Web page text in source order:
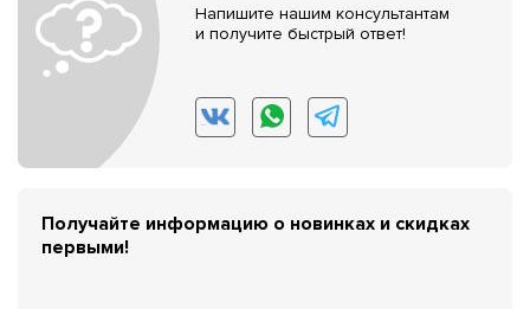
Напишите нашим консультантам
и получите быстрый ответ!
Получайте информацию о новинках и скидках
первыми!